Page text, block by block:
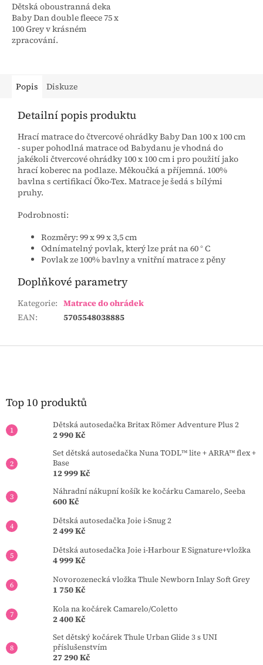
Dětská oboustranná deka
Baby Dan double fleece 75 x
100 Grey v krásném
zpracování.
Popis Diskuze
Detailní popis produktu
Hrací matrace do čtvercové ohrádky Baby Dan 100 x 100 cm
- super pohodlná matrace od Babydanu je vhodná do
jakékoli čtvercové ohrádky 100 x 100 cm i pro použití jako
hrací koberec na podlaze. Měkoučká a příjemná. 100%
bavlna s certifikací Öko-Tex. Matrace je šedá s bílými
pruhy.
Podrobnosti:
Rozměry: 99 x 99 x 3,5 cm
Odnímatelný povlak, který lze prát na 60 ° C
Povlak ze 100% bavlny a vnitřní matrace z pěny
Doplňkové parametry
Kategorie: Matrace do ohrádek
EAN: 5705548038885
Z
Top 10 produktů
Dětská autosedačka Britax Römer Adventure Plus 2
2 990 Kč
Set dětská autosedačka Nuna TODL™ lite + ARRA™ flex +
Base
12 999 Kč
Náhradní nákupní košík ke kočárku Camarelo, Seeba
600 Kč
Dětská autosedačka Joie i-Snug 2
2 499 Kč
Dětská autosedačka Joie i-Harbour E Signature+vložka
4 999 Kč
Novorozenecká vložka Thule Newborn Inlay Soft Grey
1 750 Kč
Kola na kočárek Camarelo/Coletto
2 400 Kč
Set dětský kočárek Thule Urban Glide 3 s UNI
příslušenstvím
27 290 Kč